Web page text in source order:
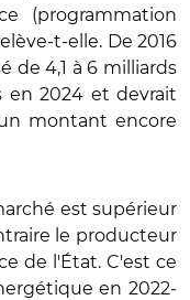
(programmation
t-elle. De 2016
de 4,1 à 6 milliards
en 2024 et devrait
montant encore
est supérieur
le producteur
de l'État. C'est ce
en 2022-